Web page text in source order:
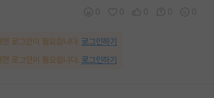
로그인이 필요합니다. 로그인하기
로그인이 필요합니다. 로그인하기